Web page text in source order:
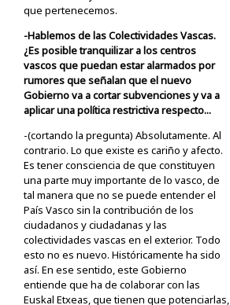
que pertenecemos.
-Hablemos de las Colectividades Vascas.
¿Es posible tranquilizar a los centros
vascos que puedan estar alarmados por
rumores que señalan que el nuevo
Gobierno va a cortar subvenciones y va a
aplicar una política restrictiva respecto...
-(cortando la pregunta) Absolutamente. Al
contrario. Lo que existe es cariño y afecto.
Es tener consciencia de que constituyen
una parte muy importante de lo vasco, de
tal manera que no se puede entender el
País Vasco sin la contribución de los
ciudadanos y ciudadanas y las
colectividades vascas en el exterior. Todo
esto no es nuevo. Históricamente ha sido
así. En ese sentido, este Gobierno
entiende que ha de colaborar con las
Euskal Etxeas, que tienen que potenciarlas,